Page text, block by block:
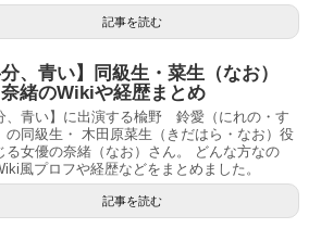
記事を読む
分、青い】同級生・菜生（なお）
緒のWikiや経歴まとめ
、青い】に出演する楡野 鈴愛（にれの・す
の同級生・ 木田原菜生（きだはら・なお）役
る女優の奈緒（なお）さん。 どんな方なの
風プロフや経歴などをまとめました。
記事を読む